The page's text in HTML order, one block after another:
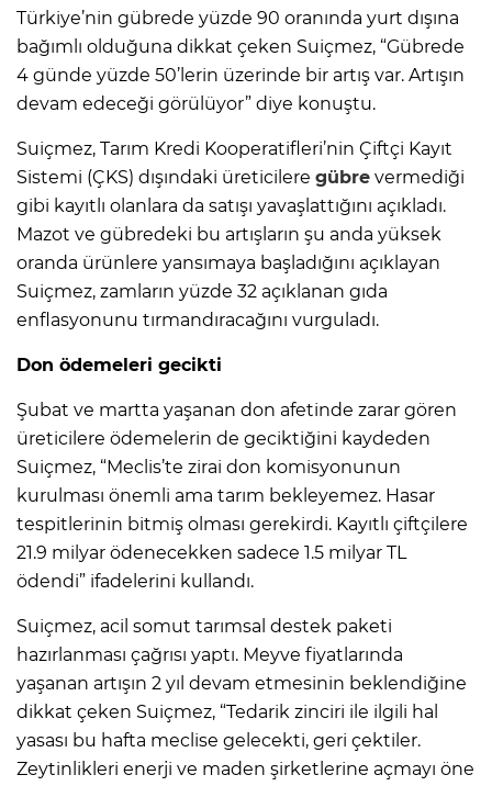
Türkiye’nin gübrede yüzde 90 oranında yurt dışına
bağımlı olduğuna dikkat çeken Suiçmez, “Gübrede
4 günde yüzde 50’lerin üzerinde bir artış var. Artışın
devam edeceği görülüyor” diye konuştu.
Suiçmez, Tarım Kredi Kooperatifleri’nin Çiftçi Kayıt
Sistemi (ÇKS) dışındaki üreticilere gübre vermediği
gibi kayıtlı olanlara da satışı yavaşlattığını açıkladı.
Mazot ve gübredeki bu artışların şu anda yüksek
oranda ürünlere yansımaya başladığını açıklayan
Suiçmez, zamların yüzde 32 açıklanan gıda
enflasyonunu tırmandıracağını vurguladı.
Don ödemeleri gecikti
Şubat ve martta yaşanan don afetinde zarar gören
üreticilere ödemelerin de geciktiğini kaydeden
Suiçmez, “Meclis’te zirai don komisyonunun
kurulması önemli ama tarım bekleyemez. Hasar
tespitlerinin bitmiş olması gerekirdi. Kayıtlı çiftçilere
21.9 milyar ödenecekken sadece 1.5 milyar TL
ödendi” ifadelerini kullandı.
Suiçmez, acil somut tarımsal destek paketi
hazırlanması çağrısı yaptı. Meyve fiyatlarında
yaşanan artışın 2 yıl devam etmesinin beklendiğine
dikkat çeken Suiçmez, “Tedarik zinciri ile ilgili hal
yasası bu hafta meclise gelecekti, geri çektiler.
Zeytinlikleri enerji ve maden şirketlerine açmayı öne